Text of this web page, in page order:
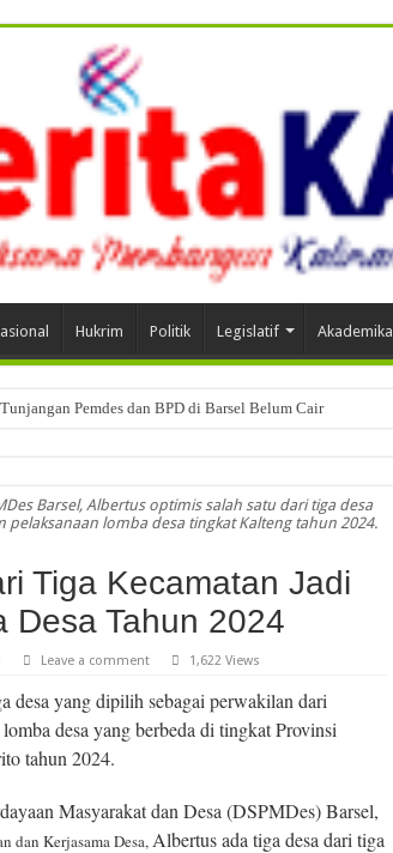
Hukrim Politik Legislatif Akademika
Pemdes dan BPD di Barsel Belum Cair
Barsel, Albertus optimis salah satu dari tiga desa
lomba desa tingkat Kalteng tahun 2024.
Tiga Kecamatan Jadi
Desa Tahun 2024
Leave a comment 1,622 Views
yang dipilih sebagai perwakilan dari
desa yang berbeda di tingkat Provinsi
tahun 2024.
Masyarakat dan Desa (DSPMDes) Barsel,
dan Kerjasama Desa, Albertus ada tiga desa dari tiga